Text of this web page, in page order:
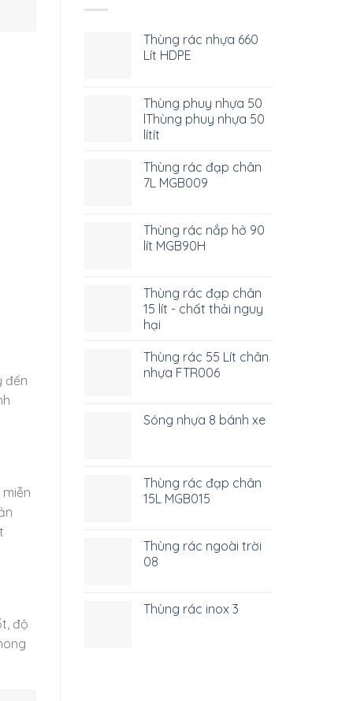
đến
độ
Thùng rác nhựa 660
Lít HDPE
Thùng phuy nhựa 50
lThùng phuy nhựa 50
lítít
Thùng rác đạp chân
7L MGB009
Thùng rác nắp hở 90
lít MGB90H
Thùng rác đạp chân
15 lít - chất thải nguy
hại
Thùng rác 55 Lít chân
nhựa FTR006
Sóng nhựa 8 bánh xe
Thùng rác đạp chân
15L MGB015
Thùng rác ngoài trời
08
Thùng rác inox 3